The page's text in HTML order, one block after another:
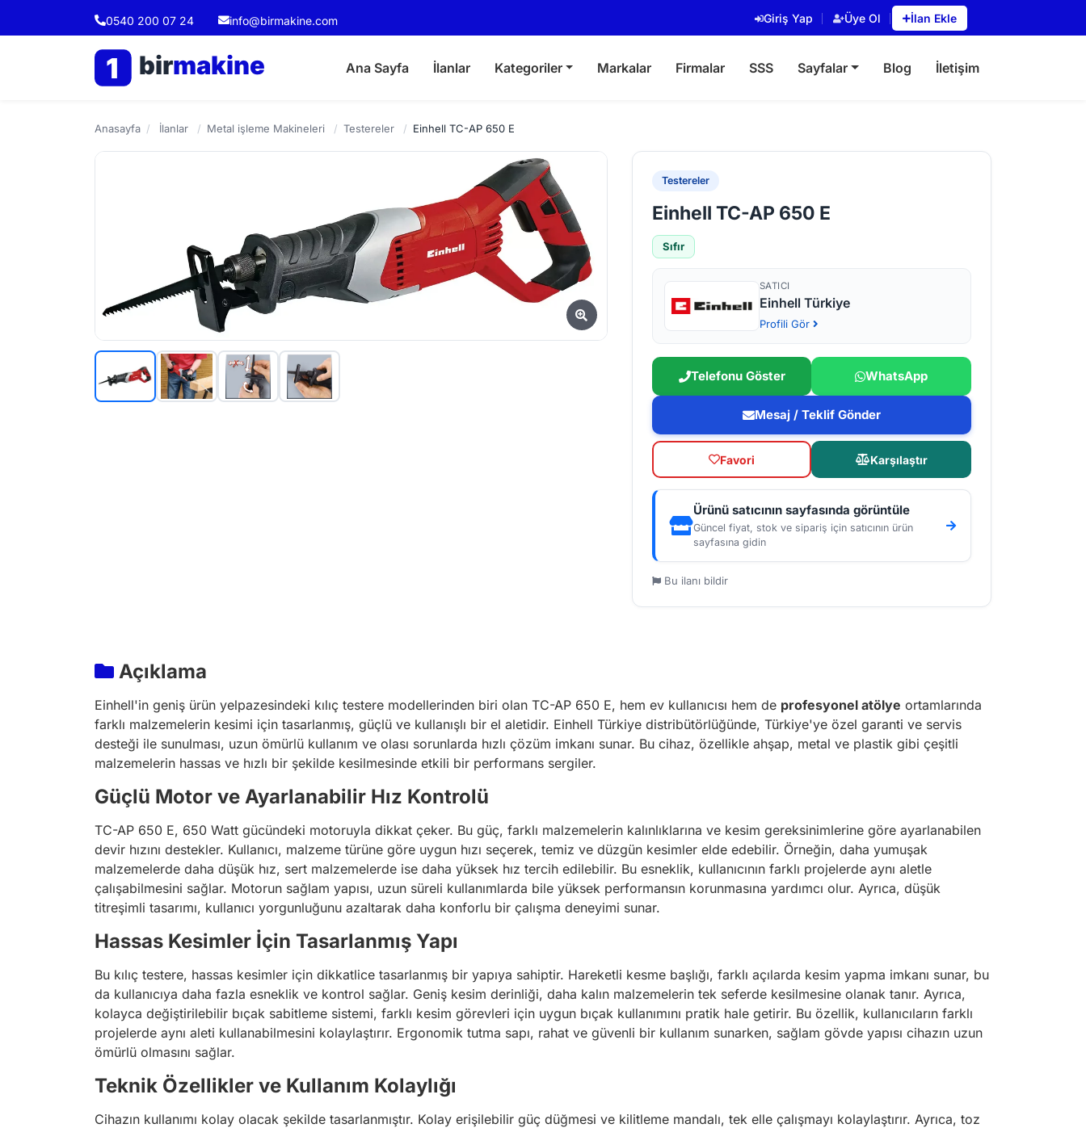
0540 200 07 24 info@birmakine.com Giriş Yap Üye Ol İlan Ekle
1 birmakine Ana Sayfa İlanlar Kategoriler Markalar Firmalar SSS Sayfalar Blog İletişim
Anasayfa / İlanlar / Metal işleme Makineleri / Testereler / Einhell TC-AP 650 E
Testereler
Einhell TC-AP 650 E
Sıfır
SATICI
Einhell Türkiye
Profili Gör
Telefonu Göster WhatsApp
Mesaj / Teklif Gönder
Favori Karşılaştır
Ürünü satıcının sayfasında görüntüle
Güncel fiyat, stok ve sipariş için satıcının ürün
sayfasına gidin
Bu ilanı bildir
Açıklama
Einhell'in geniş ürün yelpazesindeki kılıç testere modellerinden biri olan TC-AP 650 E, hem ev kullanıcısı hem de profesyonel atölye ortamlarında
farklı malzemelerin kesimi için tasarlanmış, güçlü ve kullanışlı bir el aletidir. Einhell Türkiye distribütörlüğünde, Türkiye'ye özel garanti ve servis
desteği ile sunulması, uzun ömürlü kullanım ve olası sorunlarda hızlı çözüm imkanı sunar. Bu cihaz, özellikle ahşap, metal ve plastik gibi çeşitli
malzemelerin hassas ve hızlı bir şekilde kesilmesinde etkili bir performans sergiler.
Güçlü Motor ve Ayarlanabilir Hız Kontrolü
TC-AP 650 E, 650 Watt gücündeki motoruyla dikkat çeker. Bu güç, farklı malzemelerin kalınlıklarına ve kesim gereksinimlerine göre ayarlanabilen
devir hızını destekler. Kullanıcı, malzeme türüne göre uygun hızı seçerek, temiz ve düzgün kesimler elde edebilir. Örneğin, daha yumuşak
malzemelerde daha düşük hız, sert malzemelerde ise daha yüksek hız tercih edilebilir. Bu esneklik, kullanıcının farklı projelerde aynı aletle
çalışabilmesini sağlar. Motorun sağlam yapısı, uzun süreli kullanımlarda bile yüksek performansın korunmasına yardımcı olur. Ayrıca, düşük
titreşimli tasarımı, kullanıcı yorgunluğunu azaltarak daha konforlu bir çalışma deneyimi sunar.
Hassas Kesimler İçin Tasarlanmış Yapı
Bu kılıç testere, hassas kesimler için dikkatlice tasarlanmış bir yapıya sahiptir. Hareketli kesme başlığı, farklı açılarda kesim yapma imkanı sunar, bu
da kullanıcıya daha fazla esneklik ve kontrol sağlar. Geniş kesim derinliği, daha kalın malzemelerin tek seferde kesilmesine olanak tanır. Ayrıca,
kolayca değiştirilebilir bıçak sabitleme sistemi, farklı kesim görevleri için uygun bıçak kullanımını pratik hale getirir. Bu özellik, kullanıcıların farklı
projelerde aynı aleti kullanabilmesini kolaylaştırır. Ergonomik tutma sapı, rahat ve güvenli bir kullanım sunarken, sağlam gövde yapısı cihazın uzun
ömürlü olmasını sağlar.
Teknik Özellikler ve Kullanım Kolaylığı
Cihazın kullanımı kolay olacak şekilde tasarlanmıştır. Kolay erişilebilir güç düğmesi ve kilitleme mandalı, tek elle çalışmayı kolaylaştırır. Ayrıca, toz